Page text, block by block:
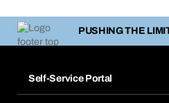
PUSHING THE
Self-Service Portal